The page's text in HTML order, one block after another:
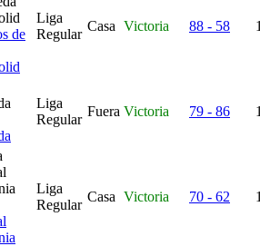
de
Liga
Regular
Casa Victoria 88 - 58
Liga
Regular
Fuera Victoria 79 - 86
Liga
Regular
Casa Victoria 70 - 62